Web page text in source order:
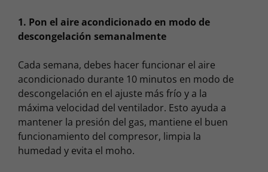
1. Pon el aire acondicionado en modo de
descongelación semanalmente
Cada semana, debes hacer funcionar el aire
acondicionado durante 10 minutos en modo de
descongelación en el ajuste más frío y a la
máxima velocidad del ventilador. Esto ayuda a
mantener la presión del gas, mantiene el buen
funcionamiento del compresor, limpia la
humedad y evita el moho.